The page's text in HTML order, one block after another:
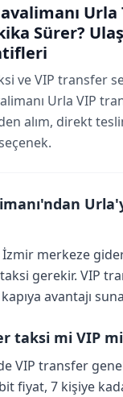
Urla
Sürer?
ve VIP transfer
Urla VIP
alım, direkt
İzmir merkeze
gerekir. VIP
avantajı
taksi mi VIP
VIP transfer
fiyat, 7 kişiye